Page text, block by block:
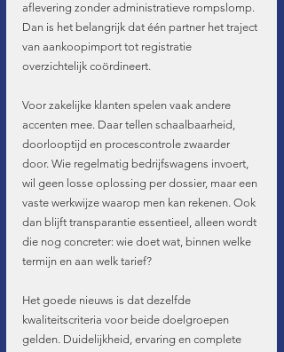
aflevering zonder administratieve rompslomp.
Dan is het belangrijk dat één partner het traject
van aankoopimport tot registratie
overzichtelijk coördineert.
Voor zakelijke klanten spelen vaak andere
accenten mee. Daar tellen schaalbaarheid,
doorlooptijd en procescontrole zwaarder
door. Wie regelmatig bedrijfswagens invoert,
wil geen losse oplossing per dossier, maar een
vaste werkwijze waarop men kan rekenen. Ook
dan blijft transparantie essentieel, alleen wordt
die nog concreter: wie doet wat, binnen welke
termijn en aan welk tarief?
Het goede nieuws is dat dezelfde
kwaliteitscriteria voor beide doelgroepen
gelden. Duidelijkheid, ervaring en complete